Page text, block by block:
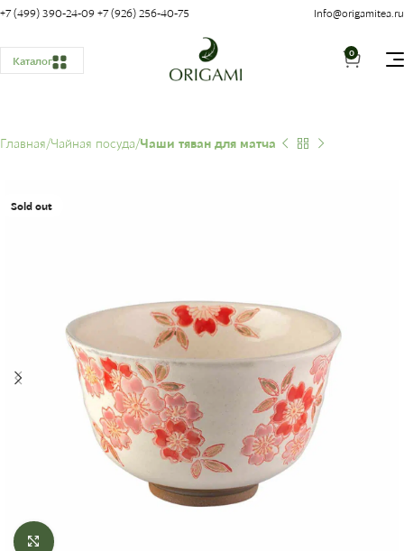
+7 (499) 390-24-09 +7 (926) 256-40-75 Info@origamitea.ru
Каталог
0
Главная Чайная посуда Чаши тяван для матча
Sold out
Click to enlarge